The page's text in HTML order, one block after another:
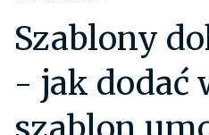
Szablony
- jak dodać